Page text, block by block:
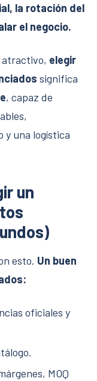
la rotación del
el negocio.
atractivo, elegir
significa
, capaz de
y una logística
un
esto. Un buen
oficiales y
MOQ